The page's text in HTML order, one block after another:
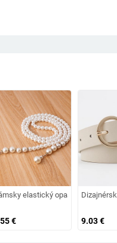
dámsky opasok, módny a
opasok, voľný pás,
luxusná značka, vintage
elastický opasok s perlami -
€ 9.03€